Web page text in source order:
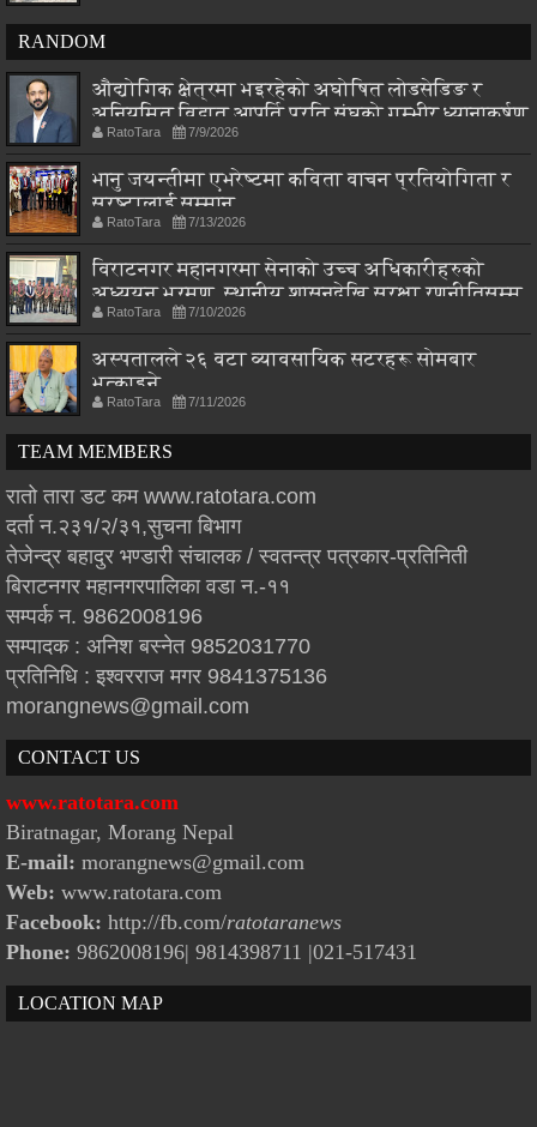
RANDOM
औद्योगिक क्षेत्रमा भइरहेको अघोषित लोडसेडिङ र
अनियमित विद्युत आपूर्ति प्रति संघको गम्भीर ध्यानाकर्षण
RatoTara 7/9/2026
भानु जयन्तीमा एभरेष्टमा कविता वाचन प्रतियोगिता र
स्रष्टालाई सम्मान
RatoTara 7/13/2026
विराटनगर महानगरमा सेनाको उच्च अधिकारीहरुको
अध्ययन भ्रमण, स्थानीय शासनदेखि सुरक्षा रणनीतिसम्म
छलफल
RatoTara 7/10/2026
अस्पतालले २६ वटा व्यावसायिक सटरहरू सोमबार
भत्काइने
RatoTara 7/11/2026
TEAM MEMBERS
रातो तारा डट कम www.ratotara.com
दर्ता न.२३१/२/३१,सुचना बिभाग
तेजेन्द्र बहादुर भण्डारी संचालक / स्वतन्त्र पत्रकार-प्रतिनिती
बिराटनगर महानगरपालिका वडा न.-११
सम्पर्क न. 9862008196
सम्पादक : अनिश बस्नेत 9852031770
प्रतिनिधि : इश्वरराज मगर 9841375136
morangnews@gmail.com
CONTACT US
www.ratotara.com
Biratnagar, Morang Nepal
E-mail: morangnews@gmail.com
Web: www.ratotara.com
Facebook: http://fb.com/ratotaranews
Phone: 9862008196| 9814398711 |021-517431
LOCATION MAP